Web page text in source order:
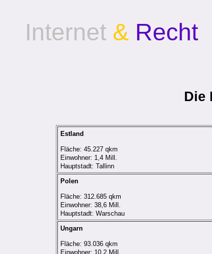
Internet & Recht
Die
Estland
Fläche: 45.227 qkm
Einwohner: 1,4 Mill.
Hauptstadt: Tallinn
Polen
Fläche: 312.685 qkm
Einwohner: 38,6 Mill.
Hauptstadt: Warschau
Ungarn
Fläche: 93.036 qkm
Einwohner: 10,2 Mill.